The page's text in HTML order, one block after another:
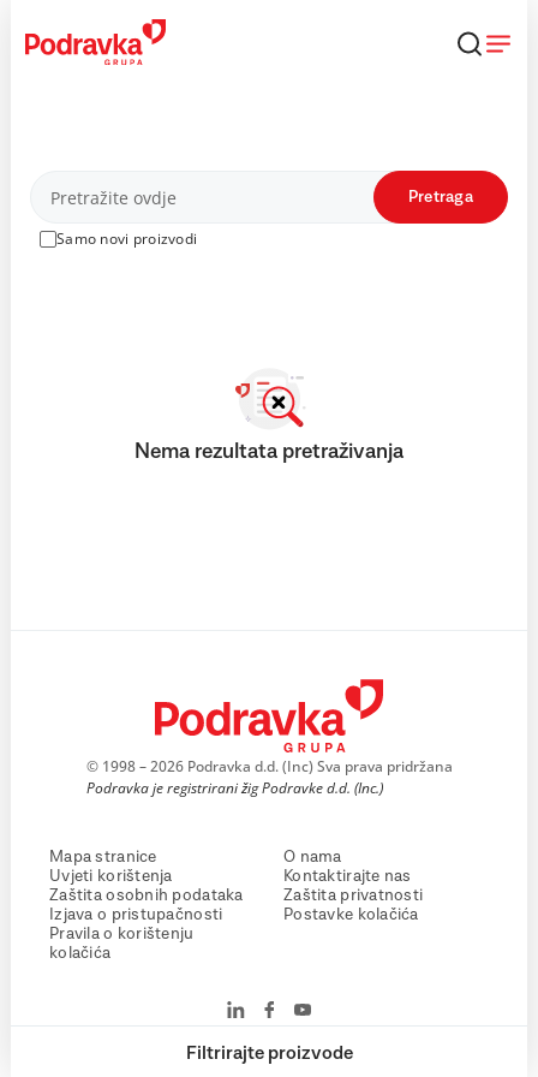
content
Proizvodi
Samo novi proizvodi
Pretraga
Filtrirajte proizvode
Nema rezultata pretraživanja
© 1998 – 2026 Podravka d.d. (Inc) Sva prava pridržana
Podravka je registrirani žig Podravke d.d. (Inc.)
Mapa stranice
Uvjeti korištenja
Zaštita osobnih podataka
Izjava o pristupačnosti
Pravila o korištenju
kolačića
O nama
Kontaktirajte nas
Zaštita privatnosti
Postavke kolačića